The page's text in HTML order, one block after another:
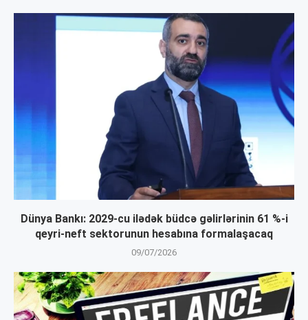
Dünya Bankı: 2029-cu ilədək büdcə gəlirlərinin 61 %-i
qeyri-neft sektorunun hesabına formalaşacaq
09/07/2026